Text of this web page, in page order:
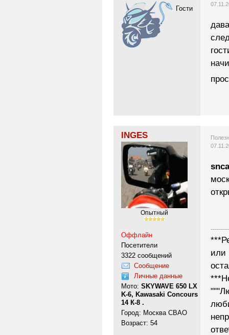
Гости
INGES
Опытный
Оффлайн
Посетители
3322 сообщений
Сообщение
Личные данные
Мото: SKYWAVE 650 LX
K-6, Kawasaki Concours
14 К-8 .
Город: Москва СВАО
Возраст: 54
или